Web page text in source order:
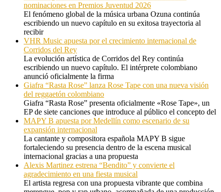
nominaciones en Premios Juventud 2026
El fenómeno global de la música urbana Ozuna continúa
escribiendo un nuevo capítulo en su exitosa trayectoria al
recibir
VHR Music apuesta por el crecimiento internacional de
Corridos del Rey
La evolución artística de Corridos del Rey continúa
escribiendo un nuevo capítulo. El intérprete colombiano
anunció oficialmente la firma
Giafra “Rasta Rose” lanza Rose Tape con una nueva visión
del reggaetón colombiano
Giafra “Rasta Rose” presenta oficialmente «Rose Tape», un
EP de siete canciones que introduce al público el concepto del
MAPY B apuesta por Medellín como escenario de su
expansión internacional
La cantante y compositora española MAPY B sigue
fortaleciendo su presencia dentro de la escena musical
internacional gracias a una propuesta
Alexis Martinez estrena “Bendito” y convierte el
agradecimiento en una fiesta musical
El artista regresa con una propuesta vibrante que combina